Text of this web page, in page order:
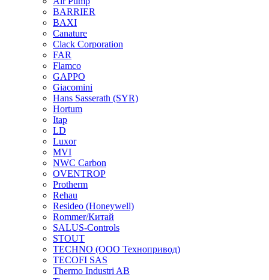
BARRIER
BAXI
Canature
Clack Corporation
FAR
Flamco
GAPPO
Giacomini
Hans Sasserath (SYR)
Hortum
Itap
LD
Luxor
MVI
NWC Carbon
OVENTROP
Protherm
Rehau
Resideo (Honeywell)
Rommer/Китай
SALUS-Controls
STOUT
TECHNO (ООО Технопривод)
TECOFI SAS
Thermo Industri AB